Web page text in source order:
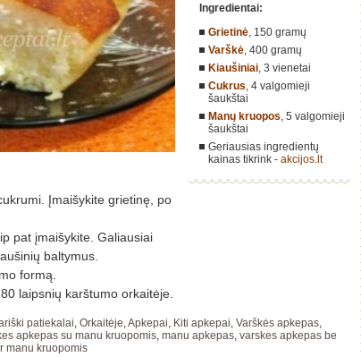
Įmaišykite grietinę, po
pat įmaišykite. Galiausiai
baltymus.
formą.
laipsnių karštumo orkaitėje.
Ingredientai:
Grietinė, 150 gramų
Varškė, 400 gramų
Kiaušiniai, 3 vienetai
Cukrus, 4 valgomieji
šaukštai
Manų kruopos, 5 valgomieji
šaukštai
Geriausias ingredientų
kainas tikrink - akcijos.lt
patiekalai, Orkaitėje,Apkepai, Kiti apkepai, Varškės apkepas,
apkepas su manu kruopomis, manu apkepas, varskes apkepas be
manu kruopomis